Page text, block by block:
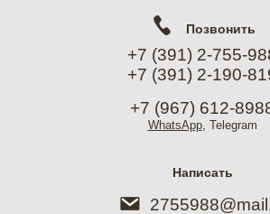
Позвонить
+7 (391) 2-755-
+7 (391) 2-190-
+7 (967) 612-
WhatsApp, Telegram
Написать